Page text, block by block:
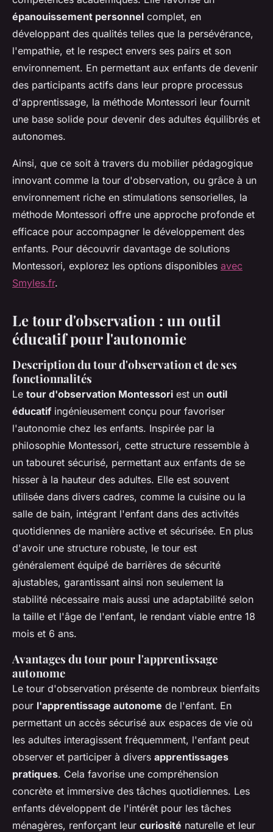
épanouissement personnel complet, en
développant des qualités telles que la persévérance,
l'empathie, et le respect envers ses pairs et son
environnement. En permettant aux enfants de devenir
des participants actifs dans leur propre processus
d'apprentissage, la méthode Montessori leur fournit
une base solide pour devenir des adultes équilibrés et
autonomes.
Ainsi, que ce soit à travers du mobilier pédagogique
innovant comme la tour d'observation, ou grâce à un
environnement riche en stimulations sensorielles, la
méthode Montessori offre une approche profonde et
efficace pour accompagner le développement des
enfants. Pour découvrir davantage de solutions
Montessori, explorez les options disponibles avec
Smyles.fr.
Le tour d'observation : un outil
éducatif pour l'autonomie
Description du tour d'observation et de ses
fonctionnalités
Le tour d'observation Montessori est un outil
éducatif ingénieusement conçu pour favoriser
l'autonomie chez les enfants. Inspirée par la
philosophie Montessori, cette structure ressemble à
un tabouret sécurisé, permettant aux enfants de se
hisser à la hauteur des adultes. Elle est souvent
utilisée dans divers cadres, comme la cuisine ou la
salle de bain, intégrant l'enfant dans des activités
quotidiennes de manière active et sécurisée. En plus
d'avoir une structure robuste, le tour est
généralement équipé de barrières de sécurité
ajustables, garantissant ainsi non seulement la
stabilité nécessaire mais aussi une adaptabilité selon
la taille et l'âge de l'enfant, le rendant viable entre 18
mois et 6 ans.
Avantages du tour pour l'apprentissage
autonome
Le tour d'observation présente de nombreux bienfaits
pour l'apprentissage autonome de l'enfant. En
permettant un accès sécurisé aux espaces de vie où
les adultes interagissent fréquemment, l'enfant peut
observer et participer à divers apprentissages
pratiques. Cela favorise une compréhension
concrète et immersive des tâches quotidiennes. Les
enfants développent de l'intérêt pour les tâches
ménagères, renforçant leur curiosité naturelle et leur